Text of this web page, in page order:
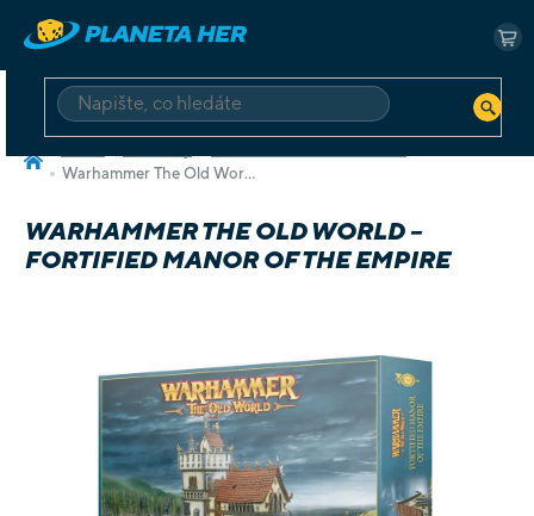
obsah
HLEDAT
Warhammer The Old World – Fortified Manor of the Empire
WARHAMMER THE OLD WORLD –
FORTIFIED MANOR OF THE EMPIRE